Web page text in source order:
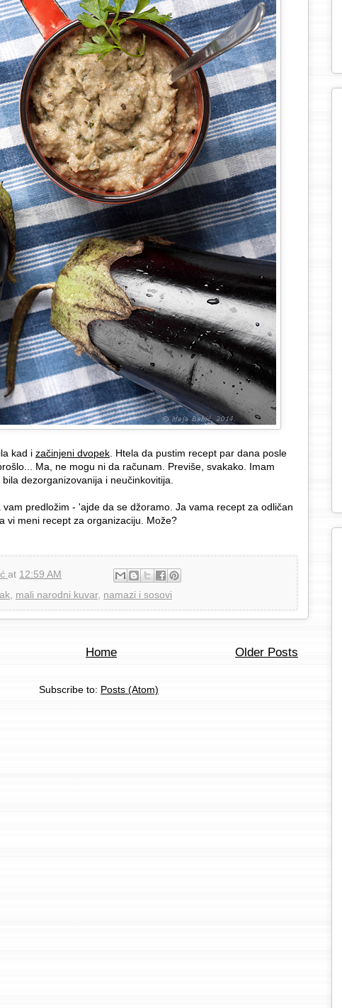
kad i začinjeni dvopek . Htela da pustim recept par dana posle
Ma, ne mogu ni da računam. Previše, svakako. Imam
dezorganizovanija i neučinkovitija.
vam predložim - 'ajde da se džoramo. Ja vama recept za odličan
vi meni recept za organizaciju. Može?
at 12:59 AM
mali narodni kuvar, namazi i sosovi
Older Posts
Home
Subscribe to: Posts (Atom)